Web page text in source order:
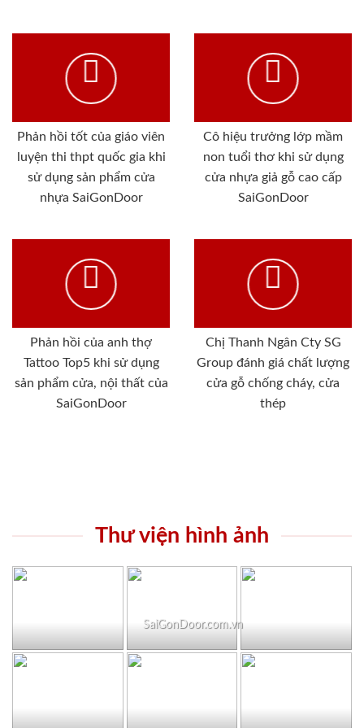
Phản hồi tốt của giáo viên
luyện thi thpt quốc gia khi
sử dụng sản phẩm cửa
nhựa SaiGonDoor
Cô hiệu trưởng lớp mầm
non tuổi thơ khi sử dụng
cửa nhựa giả gỗ cao cấp
SaiGonDoor
Phản hồi của anh thợ
Tattoo Top5 khi sử dụng
sản phẩm cửa, nội thất của
SaiGonDoor
Chị Thanh Ngân Cty SG
Group đánh giá chất lượng
cửa gỗ chống cháy, cửa
thép
Thư viện hình ảnh
SaiGonDoor.com.vn